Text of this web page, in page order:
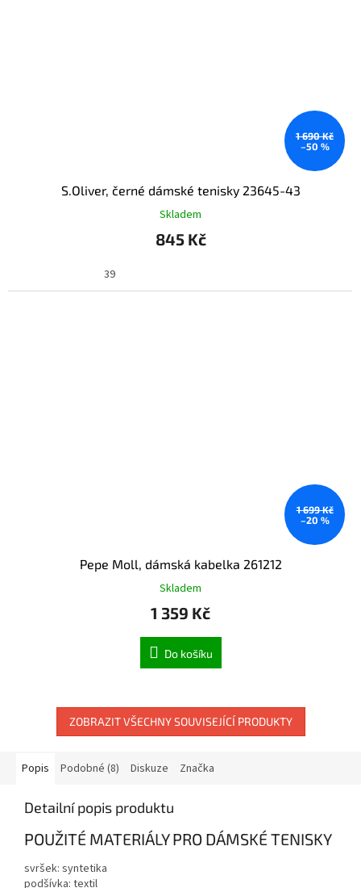
1 690 Kč
–50 %
S.Oliver, černé dámské tenisky 23645-43
Skladem
845 Kč
39
1 699 Kč
–20 %
Pepe Moll, dámská kabelka 261212
Skladem
1 359 Kč
Do košíku
ZOBRAZIT VŠECHNY SOUVISEJÍCÍ PRODUKTY
Popis Podobné (8) Diskuze Značka
Detailní popis produktu
POUŽITÉ MATERIÁLY PRO DÁMSKÉ TENISKY
svršek: syntetika
podšívka: textil